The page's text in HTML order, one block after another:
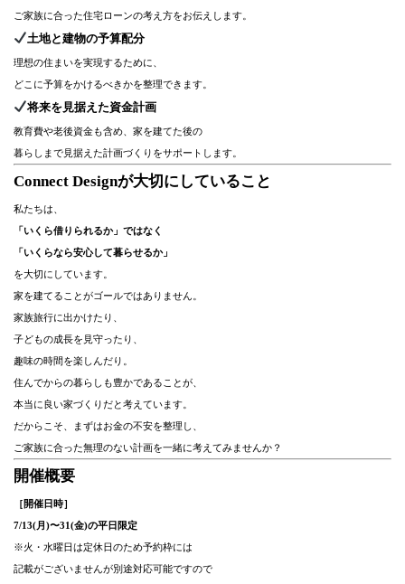
ご家族に合った住宅ローンの考え方をお伝えします。
土地と建物の予算配分
理想の住まいを実現するために、
どこに予算をかけるべきかを整理できます。
将来を見据えた資金計画
教育費や老後資金も含め、家を建てた後の
暮らしまで見据えた計画づくりをサポートします。
Connect Designが大切にしていること
私たちは、
「いくら借りられるか」ではなく
「いくらなら安心して暮らせるか」
を大切にしています。
家を建てることがゴールではありません。
家族旅行に出かけたり、
子どもの成長を見守ったり、
趣味の時間を楽しんだり。
住んでからの暮らしも豊かであることが、
本当に良い家づくりだと考えています。
だからこそ、まずはお金の不安を整理し、
ご家族に合った無理のない計画を一緒に考えてみませんか？
開催概要
［開催日時］
7/13(月)〜31(金)の平日限定
※火・水曜日は定休日のため予約枠には
記載がございませんが別途対応可能ですので